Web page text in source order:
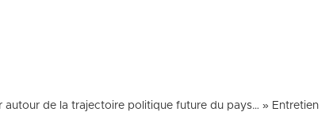
autour de la trajectoire politique future du pays… » Entretien